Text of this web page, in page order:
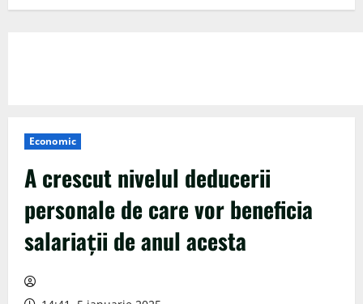
Economic
A crescut nivelul deducerii
personale de care vor beneficia
salariaţii de anul acesta